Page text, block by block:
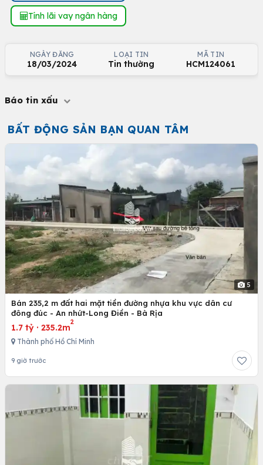
Tính lãi vay ngân hàng
NGÀY ĐĂNG
18/03/2024
LOẠI TIN
Tin thường
MÃ TIN
HCM124061
Báo tin xấu
BẤT ĐỘNG SẢN BẠN QUAN TÂM
5
Bán 235,2 m đất hai mặt tiền đường nhựa khu vực dân cư
đông đúc - An nhứt-Long Điền - Bà Rịa
1.7 tỷ · 235.2m
2
Thành phố Hồ Chí Minh
9 giờ trước